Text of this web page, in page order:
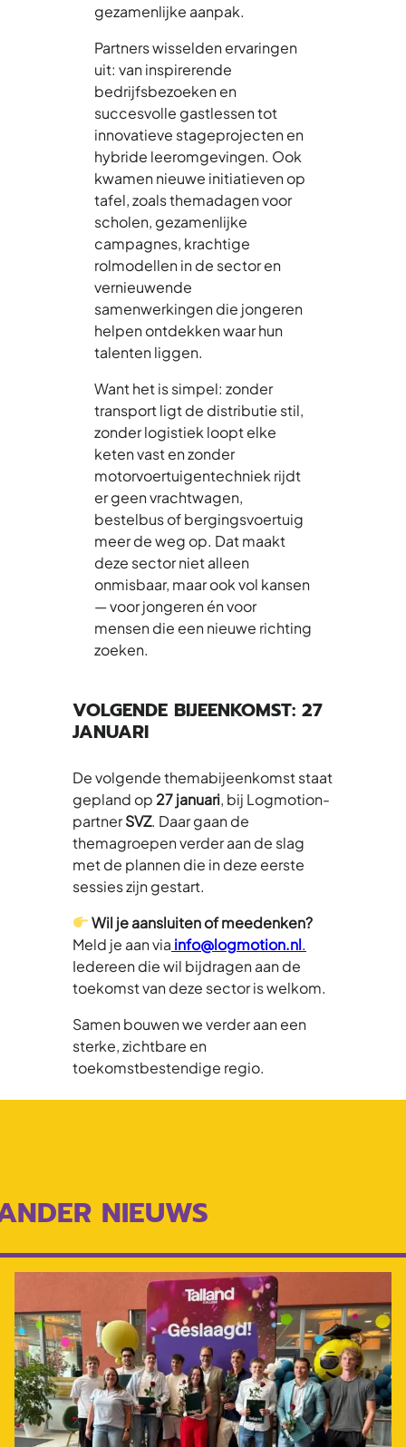
gezamenlijke aanpak.
Partners wisselden ervaringen
uit: van inspirerende
bedrijfsbezoeken en
succesvolle gastlessen tot
innovatieve stageprojecten en
hybride leeromgevingen. Ook
kwamen nieuwe initiatieven op
tafel, zoals themadagen voor
scholen, gezamenlijke
campagnes, krachtige
rolmodellen in de sector en
vernieuwende
samenwerkingen die jongeren
helpen ontdekken waar hun
talenten liggen.
Want het is simpel: zonder
transport ligt de distributie stil,
zonder logistiek loopt elke
keten vast en zonder
motorvoertuigentechniek rijdt
er geen vrachtwagen,
bestelbus of bergingsvoertuig
meer de weg op. Dat maakt
deze sector niet alleen
onmisbaar, maar ook vol kansen
— voor jongeren én voor
mensen die een nieuwe richting
zoeken.
VOLGENDE BIJEENKOMST: 27
JANUARI
De volgende themabijeenkomst staat
gepland op 27 januari, bij Logmotion-
partnerSVZ. Daar gaan de
themagroepen verder aan de slag
met de plannen die in deze eerste
sessies zijn gestart.
Wil je aansluiten of meedenken?
Meld je aan via info@logmotion.nl.
Iedereen die wil bijdragen aan de
toekomst van deze sector is welkom.
Samen bouwen we verder aan een
sterke, zichtbare en
toekomstbestendige regio.
NIEUWS